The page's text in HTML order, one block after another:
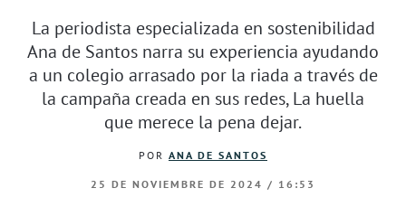
La periodista especializada en sostenibilidad
Ana de Santos narra su experiencia ayudando
a un colegio arrasado por la riada a través de
la campaña creada en sus redes, La huella
que merece la pena dejar.
POR ANA DE SANTOS
25 DE NOVIEMBRE DE 2024 / 16:53